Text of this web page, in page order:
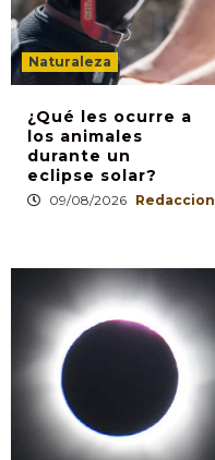
Naturaleza
¿Qué les ocurre a
los animales
durante un
eclipse solar?
09/08/2026 Redaccion